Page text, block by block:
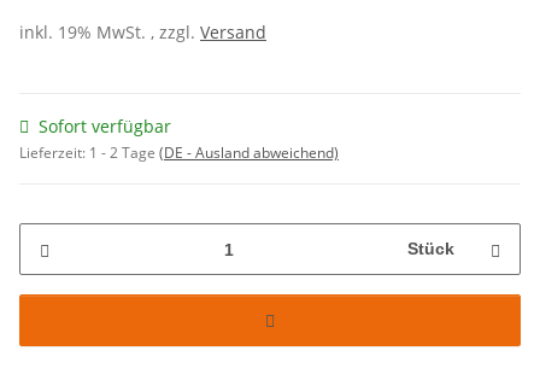
inkl. 19% MwSt. , zzgl. Versand
Sofort verfügbar
Lieferzeit: 1 - 2 Tage (DE - Ausland abweichend)
Stück